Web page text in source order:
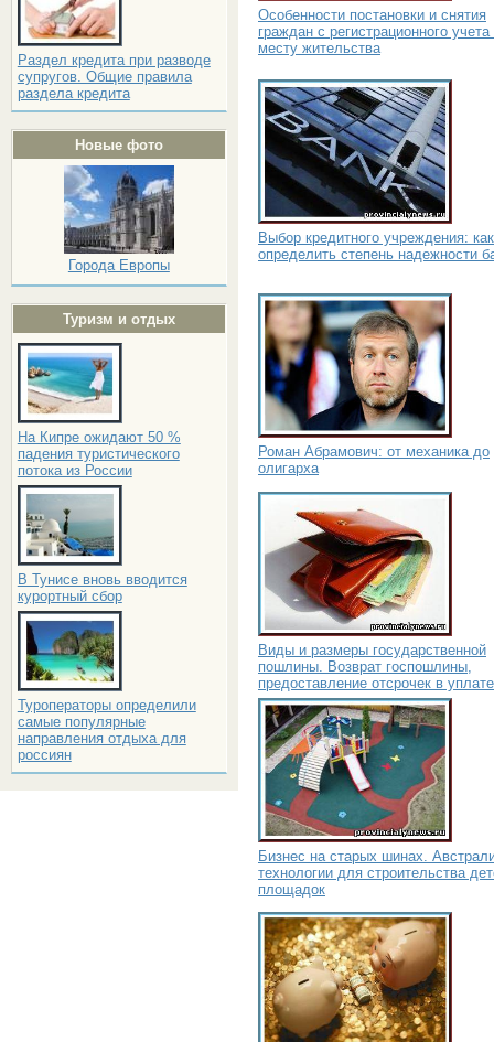
Раздел кредита при разводе
супругов. Общие правила
раздела кредита
Новые фото
Города Европы
Туризм и отдых
На Кипре ожидают 50 %
падения туристического
потока из России
В Тунисе вновь вводится
курортный сбор
Туроператоры определили
самые популярные
направления отдыха для
россиян
Особенности постановки и снятия
граждан с регистрационного учета
месту жительства
Выбор кредитного учреждения: как
определить степень надежности
Роман Абрамович: от механика до
олигарха
Виды и размеры государственной
пошлины. Возврат госпошлины,
предоставление отсрочек в уплате
Бизнес на старых шинах.
технологии для строительства
площадок